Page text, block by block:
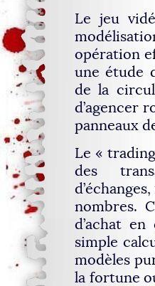
Le jeu
opération
une étude
de la
d’agencer
panneaux
Le «
des
nombres.
d’achat
simple
modèles
la fortune